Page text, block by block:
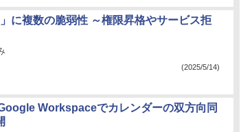
に複数の脆弱性 ～権限昇格やサービス拒
(2025/5/14)
Workspaceでカレンダーの双方向同